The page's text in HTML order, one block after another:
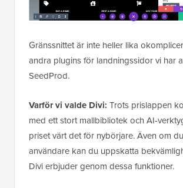
Gränssnittet är inte heller lika
andra plugins för landningssidor vi har
SeedProd.
Varför vi valde Divi: Trots prislappen
med ett stort mallbibliotek och AI-
priset värt det för nybörjare. Även om
användare kan du uppskatta
Divi erbjuder genom dessa funktioner.